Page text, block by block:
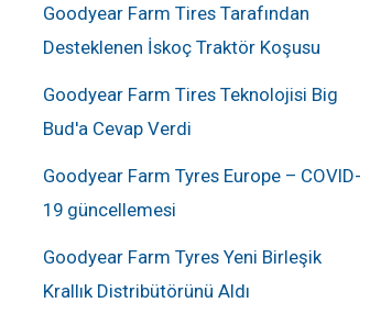
Goodyear Farm Tires Tarafından
Desteklenen İskoç Traktör Koşusu
Goodyear Farm Tires Teknolojisi Big
Bud'a Cevap Verdi
Goodyear Farm Tyres Europe – COVID-
19 güncellemesi
Goodyear Farm Tyres Yeni Birleşik
Krallık Distribütörünü Aldı